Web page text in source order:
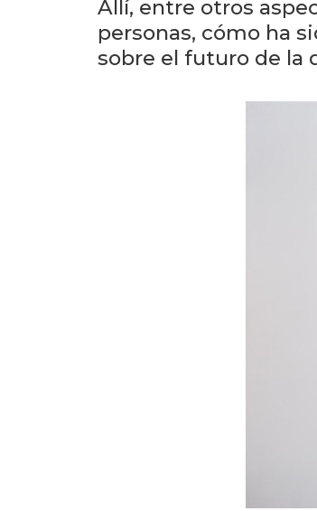
Allí, entre otros
personas, cómo ha
sobre el futuro de la